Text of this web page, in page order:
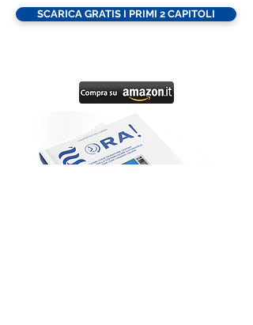
SCARICA GRATIS I PRIMI 2 CAPITOLI